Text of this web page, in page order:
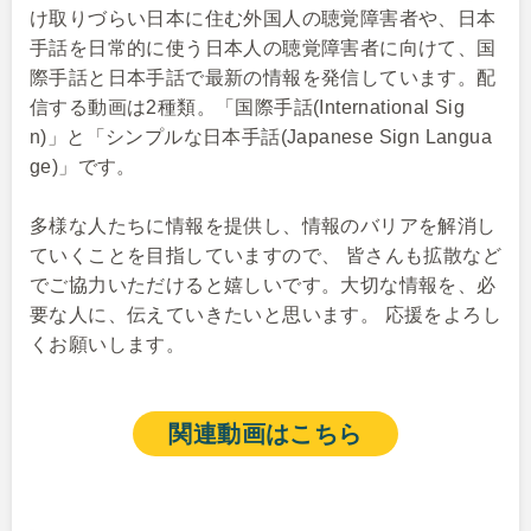
け取りづらい日本に住む外国人の聴覚障害者や、日本
手話を日常的に使う日本人の聴覚障害者に向けて、国
際手話と日本手話で最新の情報を発信しています。配
信する動画は2種類。「国際手話(International Sig
n)」と「シンプルな日本手話(Japanese Sign Langua
ge)」です。
多様な人たちに情報を提供し、情報のバリアを解消し
ていくことを目指していますので、 皆さんも拡散など
でご協力いただけると嬉しいです。大切な情報を、必
要な人に、伝えていきたいと思います。 応援をよろし
くお願いします。
関連動画はこちら